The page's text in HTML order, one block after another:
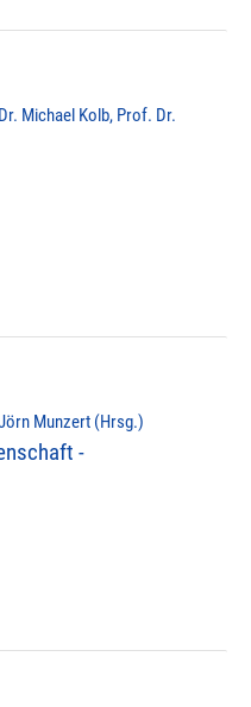
Michael Kolb, Prof. Dr.
Munzert (Hrsg.)
-